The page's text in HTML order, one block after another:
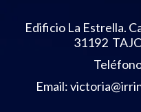
Edificio La Estrella.
31192
Email: